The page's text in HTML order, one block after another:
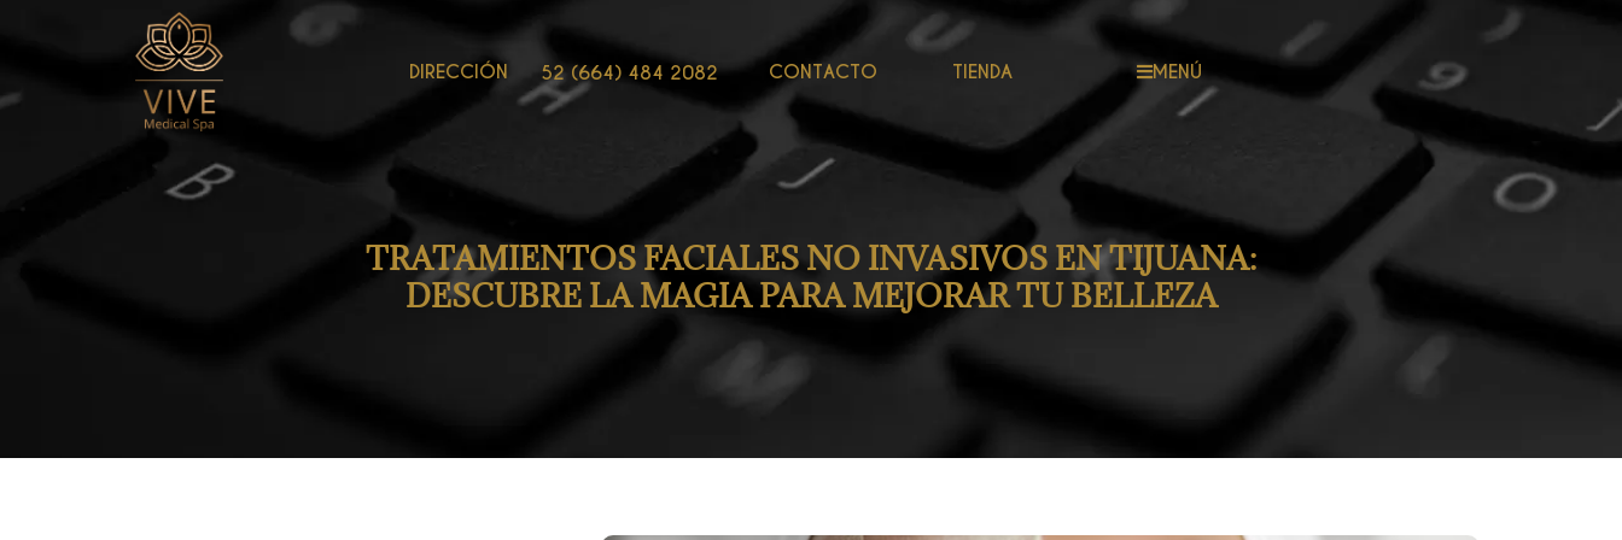
DIRECCIÓN 52 (664) 484 2082 CONTACTO TIENDA MENÚ
TRATAMIENTOS FACIALES NO INVASIVOS EN TIJUANA:
DESCUBRE LA MAGIA PARA MEJORAR TU BELLEZA